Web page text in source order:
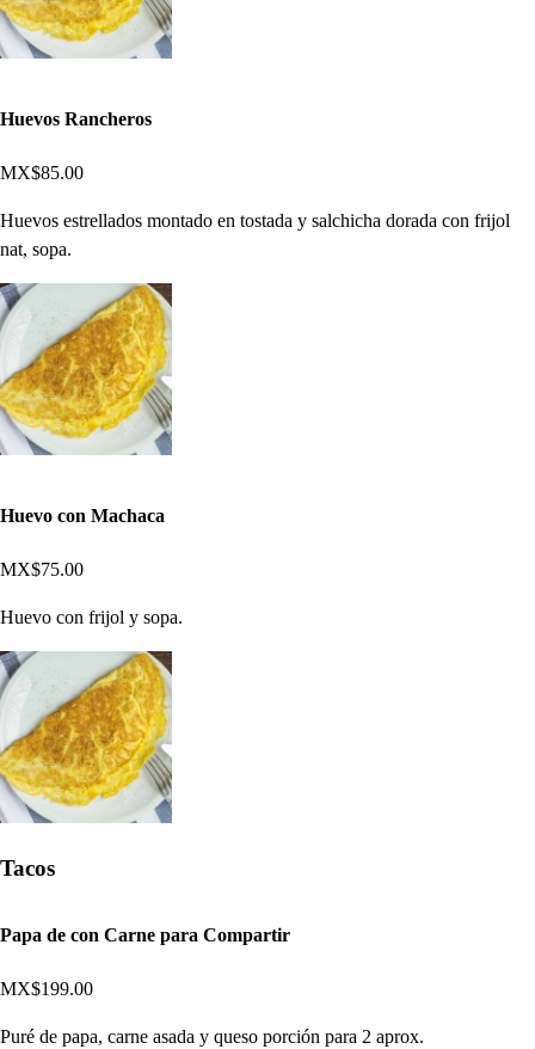
Huevos Rancheros
MX$85.00
Huevos estrellados montado en tostada y salchicha dorada con frijol
nat, sopa.
Huevo con Machaca
MX$75.00
Huevo con frijol y sopa.
Tacos
Papa de con Carne para Compartir
MX$199.00
Puré de papa, carne asada y queso porción para 2 aprox.